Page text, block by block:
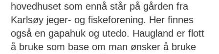
hovedhuset som ennå står på gården fra
Karlsøy jeger- og fiskeforening. Her finnes
også en gapahuk og utedo. Haugland er flott
å bruke som base om man ønsker å bruke